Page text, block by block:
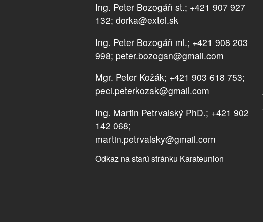
Ing. Peter Bozogáň st.; +421 907 927
132; dorka@extel.sk
Ing. Peter Bozogáň ml.; +421 908 203
998; peter.bozogan@gmail.com
Mgr. Peter Kožák; +421 903 618 753;
peci.peterkozak@gmail.com
Ing. Martin Petrvalský PhD.; +421 902
142 068;
martin.petrvalsky@gmail.com
Odkaz na starú stránku Karateunion